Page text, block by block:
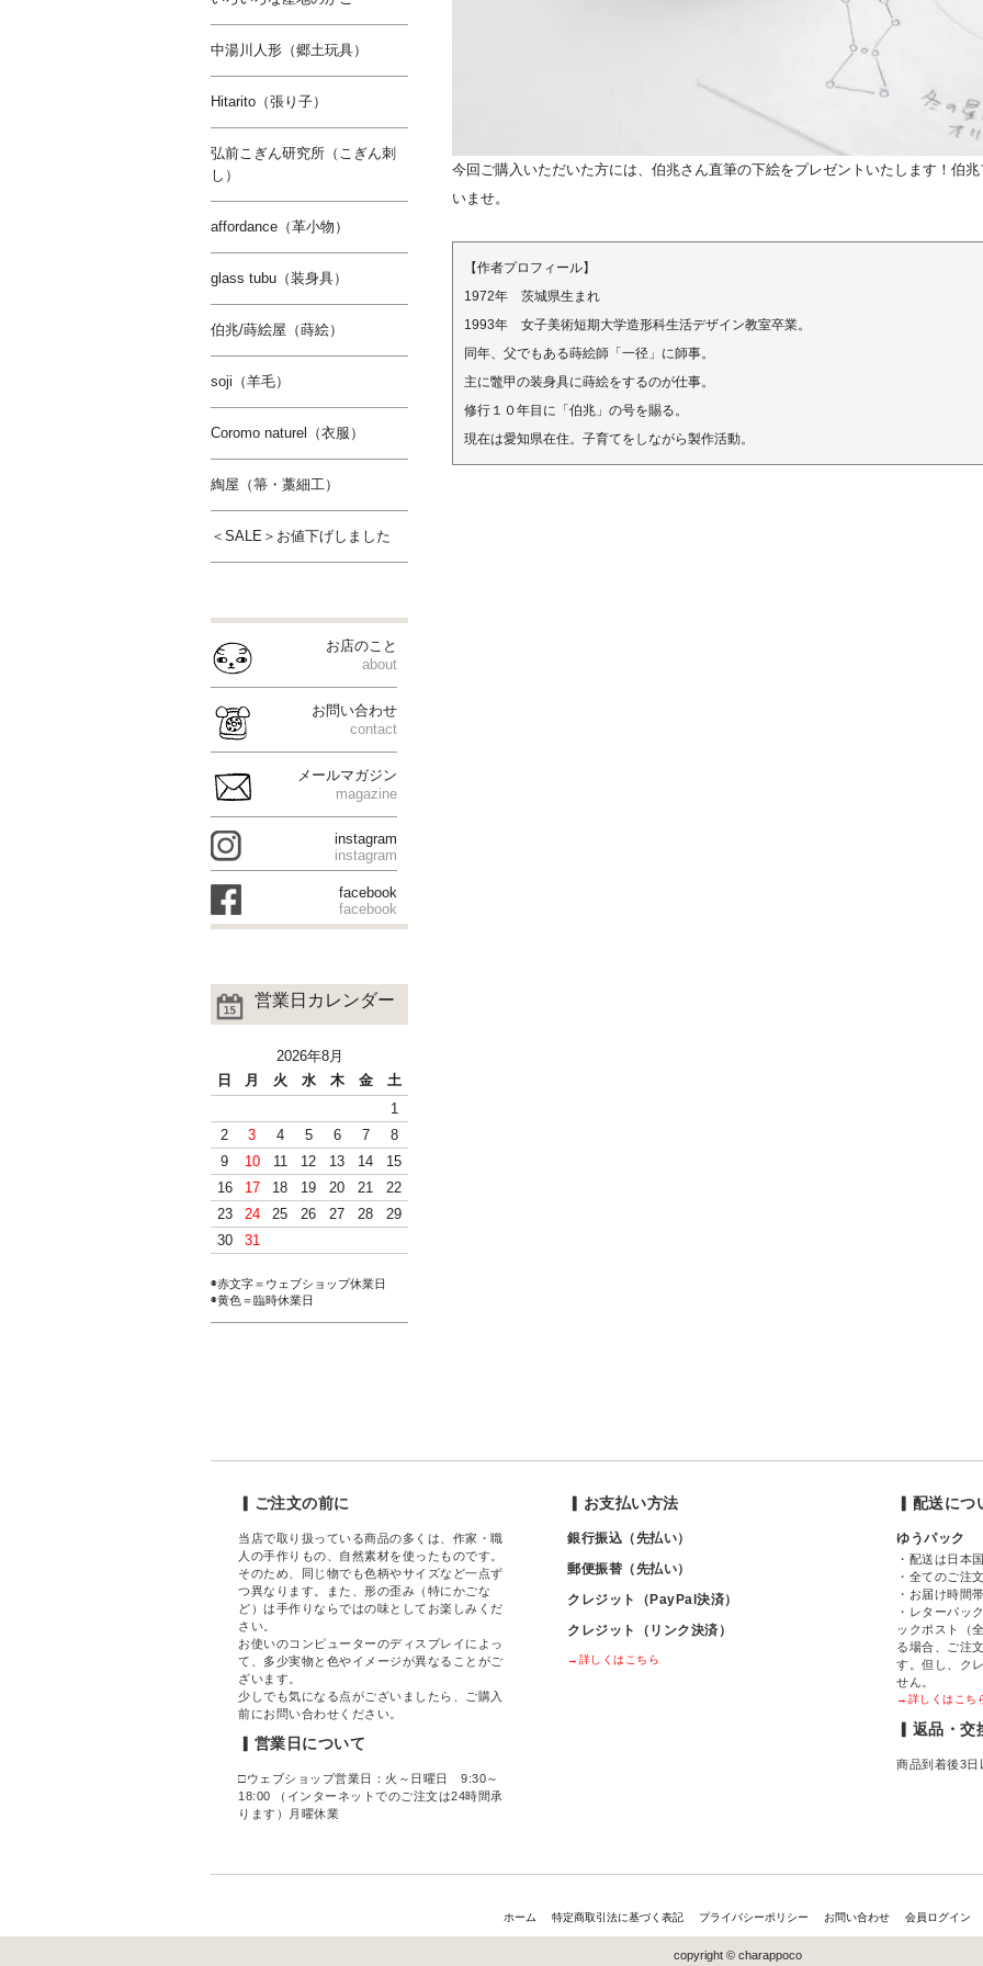
今回ご購入いただいた方には、伯兆さん直筆の下絵をプレゼントいたします！伯
いませ。
【作者プロフィール】
1972年 茨城県生まれ
1993年 女子美術短期大学造形科生活デザイン教室卒業。
同年、父でもある蒔絵師「一径」に師事。
主に鼈甲の装身具に蒔絵をするのが仕事。
修行１０年目に「伯兆」の号を賜る。
現在は愛知県在住。子育てをしながら製作活動。
中湯川人形（郷土玩具）
Hitarito（張り子）
弘前こぎん研究所（こぎん刺
し）
affordance（革小物）
glass tubu（装身具）
伯兆/蒔絵屋（蒔絵）
soji（羊毛）
Coromo naturel（衣服）
綯屋（箒・藁細工）
＜SALE＞お値下げしました
お店のこと
about
お問い合わせ
contact
メールマガジン
magazine
instagram
instagram
facebook
facebook
営業日カレンダー
2026年8月
日
月 火 水 木 金
土
1
2
3 4 5 6 7
8
9
10 11 12 13 14
15
16
17 18 19 20 21
22
23
24 25 26 27 28
29
30
31
◉赤文字＝ウェブショップ休業日
◉黄色＝臨時休業日
▎ご注文の前に
当店で取り扱っている商品の多くは、作家・職
人の手作りもの、自然素材を使ったものです。
そのため、同じ物でも色柄やサイズなど一点ず
つ異なります。また、形の歪み（特にかごな
ど）は手作りならではの味としてお楽しみくだ
さい。
お使いのコンピューターのディスプレイによっ
て、多少実物と色やイメージが異なることがご
ざいます。
少しでも気になる点がございましたら、ご購入
前にお問い合わせください。
▎営業日について
□ウェブショップ営業日：火～日曜日 9:30～
18:00 （インターネットでのご注文は24時間承
ります）月曜休業
▎お支払い方法
銀行振込（先払い）
郵便振替（先払い）
クレジット（PayPal決済）
クレジット（リンク決済）
→詳しくはこちら
▎配送につ
ゆうパック
・配送は日本
・全てのご注
・お届け時間
・レターパッ
ックポスト（
る場合、ご注
す。但し、ク
せん。
→詳しくはこち
▎返品・交
商品到着後3日
ホーム 特定商取引法に基づく表記 プライバシーポリシー お問い合わせ 会員ログイン
copyright © charappoco